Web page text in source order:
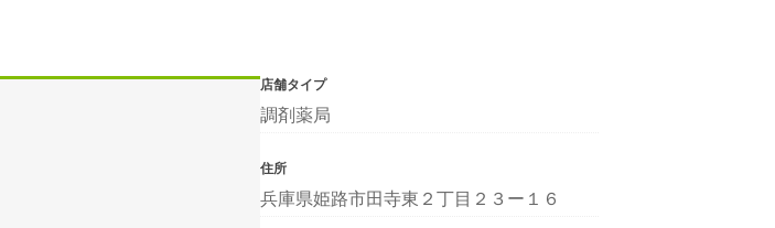
店舗タイプ
調剤薬局
住所
兵庫県姫路市田寺東２丁目２３ー１６